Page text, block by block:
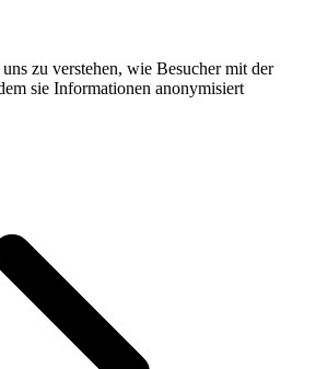
zu verstehen, wie Besucher mit der
sie Informationen anonymisiert